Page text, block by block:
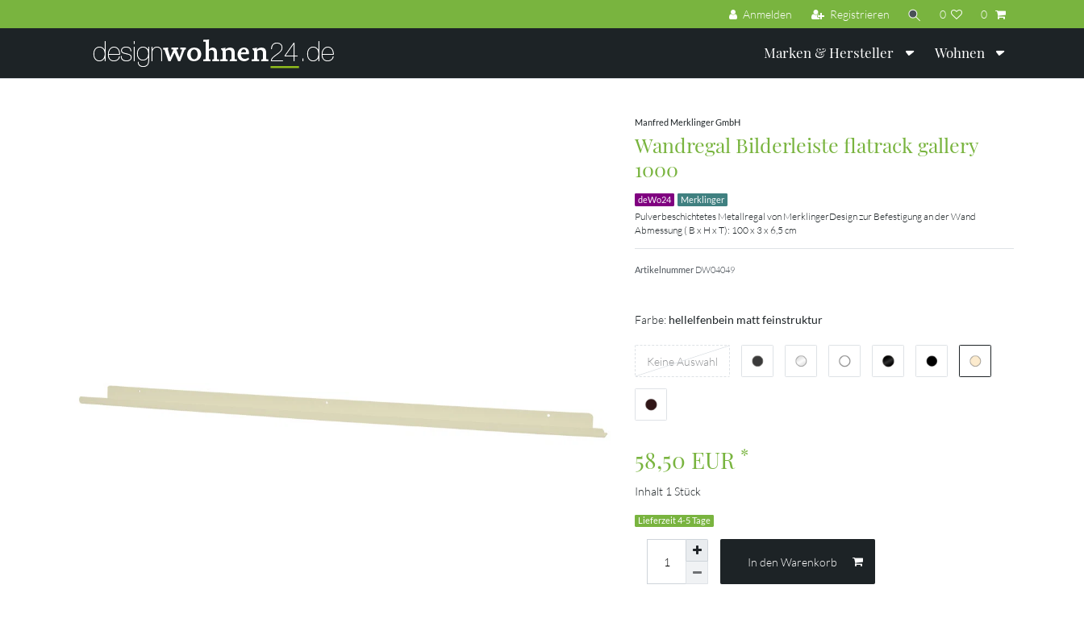
Anmelden Registrieren 0 0
Marken & Hersteller Wohnen
Manfred Merklinger GmbH
Wandregal Bilderleiste flatrack gallery
1000
deWo24 Merklinger
Pulverbeschichtetes Metallregal von MerklingerDesign zur Befestigung an der Wand
Abmessung ( B x H x T): 100 x 3 x 6,5 cm
Artikelnummer DW04049
Farbe: hellelfenbein matt feinstruktur
Keine Auswahl
58,50 EUR *
Inhalt 1 Stück
Lieferzeit 4-5 Tage
In den Warenkorb